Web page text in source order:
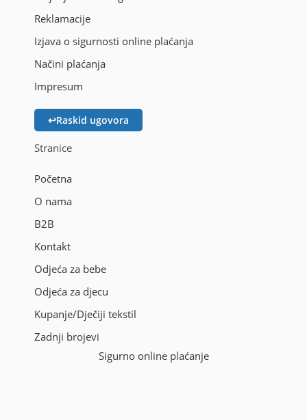
Reklamacije
Izjava o sigurnosti online plaćanja
Načini plaćanja
Impresum
↩Raskid ugovora
Stranice
Početna
O nama
B2B
Kontakt
Odjeća za bebe
Odjeća za djecu
Kupanje/Dječiji tekstil
Zadnji brojevi
Sigurno online plaćanje